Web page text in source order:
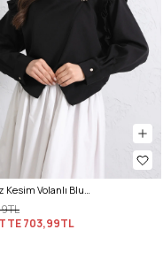
Çapraz Kesim Volanlı Bluz Y0070 - SİYAH
703,99TL